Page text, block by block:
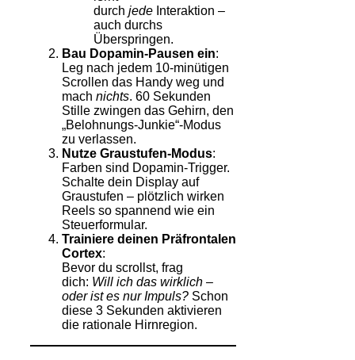
durch jede Interaktion –
auch durchs
Überspringen.
Bau Dopamin-Pausen ein:
Leg nach jedem 10-minütigen
Scrollen das Handy weg und
mach nichts. 60 Sekunden
Stille zwingen das Gehirn, den
„Belohnungs-Junkie“-Modus
zu verlassen.
Nutze Graustufen-Modus:
Farben sind Dopamin-Trigger.
Schalte dein Display auf
Graustufen – plötzlich wirken
Reels so spannend wie ein
Steuerformular.
Trainiere deinen Präfrontalen
Cortex:
Bevor du scrollst, frag
dich: Will ich das wirklich –
oder ist es nur Impuls? Schon
diese 3 Sekunden aktivieren
die rationale Hirnregion.